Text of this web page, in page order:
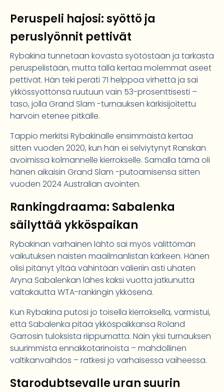
Peruspeli hajosi: syöttö ja
peruslyönnit pettivät
Rybakina tunnetaan kovasta syötöstään ja tarkasta
peruspelistään, mutta tällä kertaa molemmat aseet
pettivät. Hän teki peräti 71 helppoa virhettä ja sai
ykkössyöttönsä ruutuun vain 53-prosenttisesti –
taso, jolla Grand Slam -turnauksen kärkisijoitettu
harvoin etenee pitkälle.
Tappio merkitsi Rybakinalle ensimmäistä kertaa
sitten vuoden 2020, kun hän ei selviytynyt Ranskan
avoimissa kolmannelle kierrokselle. Samalla tämä oli
hänen aikaisin Grand Slam -putoamisensa sitten
vuoden 2024 Australian avointen.
Rankingdraama: Sabalenka
säilyttää ykköspaikan
Rybakinan varhainen lähtö sai myös välittömän
vaikutuksen naisten maailmanlistan kärkeen. Hänen
olisi pitänyt yltää vähintään välieriin asti uhaten
Aryna Sabalenkan lähes kaksi vuotta jatkunutta
valtakautta WTA-rankingin ykkösenä.
Kun Rybakina putosi jo toisella kierroksella, varmistui,
että Sabalenka pitää ykköspaikkansa Roland
Garrosin tuloksista riippumatta. Näin yksi turnauksen
suurimmista ennakkotarinoista – mahdollinen
valtikanvaihdos – ratkesi jo varhaisessa vaiheessa.
Starodubtsevalle uran suurin